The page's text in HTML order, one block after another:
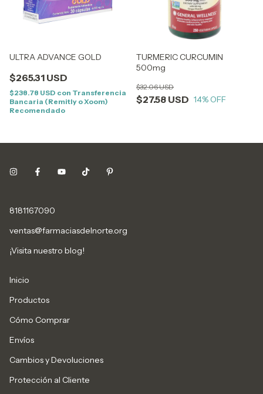
ULTRA ADVANCE GOLD
$265.31 USD
$238.78 USD con Transferencia
Bancaria (Remitly o Xoom)
Recomendado
TURMERIC CURCUMIN
500mg
$27.58 USD
$32.06 USD
14% OFF
8181167090
ventas@farmaciasdelnorte.org
¡Visita nuestro blog!
Inicio
Productos
Cómo Comprar
Envíos
Cambios y Devoluciones
Protección al Cliente